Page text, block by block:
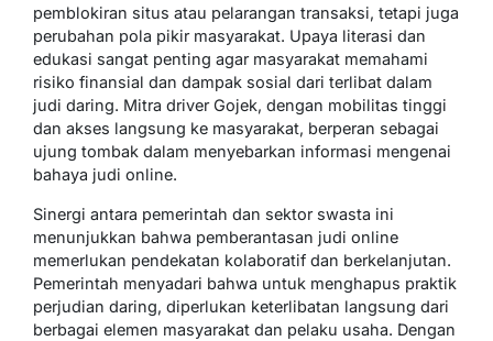
pemblokiran situs atau pelarangan transaksi, tetapi juga
perubahan pola pikir masyarakat. Upaya literasi dan
edukasi sangat penting agar masyarakat memahami
risiko finansial dan dampak sosial dari terlibat dalam
judi daring. Mitra driver Gojek, dengan mobilitas tinggi
dan akses langsung ke masyarakat, berperan sebagai
ujung tombak dalam menyebarkan informasi mengenai
bahaya judi online.
Sinergi antara pemerintah dan sektor swasta ini
menunjukkan bahwa pemberantasan judi online
memerlukan pendekatan kolaboratif dan berkelanjutan.
Pemerintah menyadari bahwa untuk menghapus praktik
perjudian daring, diperlukan keterlibatan langsung dari
berbagai elemen masyarakat dan pelaku usaha. Dengan